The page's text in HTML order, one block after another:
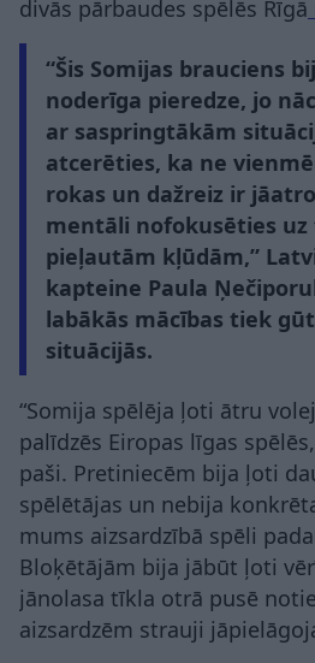
divās pārbaudes spēlēs Rīgā
“Šis Somijas brauciens
noderīga pieredze, jo
ar saspringtākām
atcerēties, ka ne
rokas un dažreiz ir
mentāli nofokusēties uz
pieļautām kļūdām,”
kapteine Paula
labākās mācības tiek
situācijās.
“Somija spēlēja ļoti ātru
palīdzēs Eiropas līgas
paši. Pretiniecēm bija ļoti
spēlētājas un nebija
mums aizsardzībā spēli
Bloķētājām bija jābūt ļoti
jānolasa tīkla otrā pusē
aizsardzēm strauji